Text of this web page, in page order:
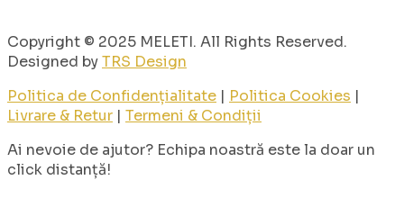
Copyright © 2025 MELETI. All Rights Reserved.
Designed byTRS Design
Politica de Confidențialitate | Politica Cookies |
Livrare & Retur | Termeni & Condiții
Ai nevoie de ajutor? Echipa noastră este la doar un
click distanță!